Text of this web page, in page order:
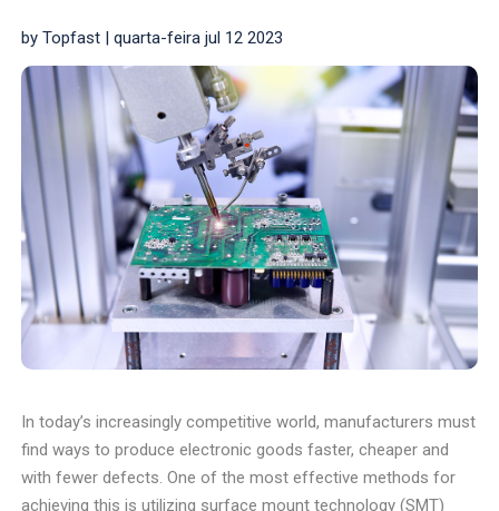
by Topfast | quarta-feira jul 12 2023
In today’s increasingly competitive world, manufacturers must
find ways to produce electronic goods faster, cheaper and
with fewer defects. One of the most effective methods for
achieving this is utilizing surface mount technology (SMT)